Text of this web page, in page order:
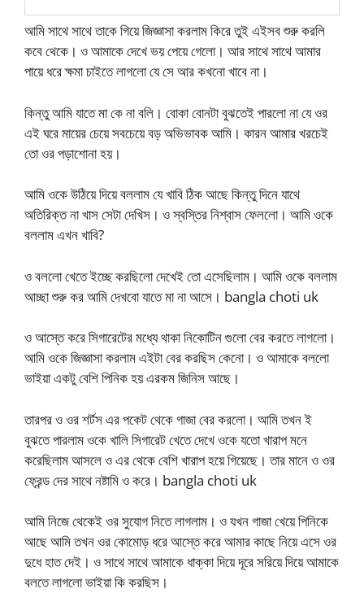
আমি সাথে সাথে তাকে গিয়ে জিজ্ঞাসা করলাম কিরে তুই এইসব শুরু করলি
কবে থেকে। ও আমাকে দেখে ভয় পেয়ে গেলো। আর সাথে সাথে আমার
পায়ে ধরে ক্ষমা চাইতে লাগলো যে সে আর কখনো খাবে না।
কিন্তু আমি যাতে মা কে না বলি। বোকা বোনটা বুঝতেই পারলো না যে ওর
এই ঘরে মায়ের চেয়ে সবচেয়ে বড় অভিভাবক আমি। কারন আমার খরচেই
তো ওর পড়াশোনা হয়।
আমি ওকে উঠিয়ে দিয়ে বললাম যে খাবি ঠিক আছে কিন্তু দিনে যাথে
অতিরিক্ত না খাস সেটা দেখিস। ও স্বস্তির নিশ্বাস ফেললো। আমি ওকে
বললাম এখন খাবি?
ও বললো খেতে ইচ্ছে করছিলো দেখেই তো এসেছিলাম। আমি ওকে বললাম
আচ্ছা শুরু কর আমি দেখবো যাতে মা না আসে। bangla choti uk
ও আস্তে করে সিগারেটের মধ্যে থাকা নিকোটিন গুলো বের করতে লাগলো।
আমি ওকে জিজ্ঞাসা করলাম এইটা বের করছিস কেনো। ও আমাকে বললো
ভাইয়া একটু বেশি পিনিক হয় এরকম জিনিস আছে।
তারপর ও ওর শর্টস এর পকেট থেকে গাজা বের করলো। আমি তখন ই
বুঝতে পারলাম ওকে খালি সিগারেট খেতে দেখে ওকে যতো খারাপ মনে
করেছিলাম আসলে ও এর থেকে বেশি খারাপ হয়ে গিয়েছে। তার মানে ও ওর
ফ্রেন্ড দের সাথে নষ্টামি ও করে। bangla choti uk
আমি নিজে থেকেই ওর সুযোগ নিতে লাগলাম। ও যখন গাজা খেয়ে পিনিকে
আছে আমি তখন ওর কোমোড় ধরে আস্তে করে আমার কাছে নিয়ে এসে ওর
দুধে হাত দেই। ও সাথে সাথে আমাকে ধাক্কা দিয়ে দূরে সরিয়ে দিয়ে আমাকে
বলতে লাগলো ভাইয়া কি করছিস।